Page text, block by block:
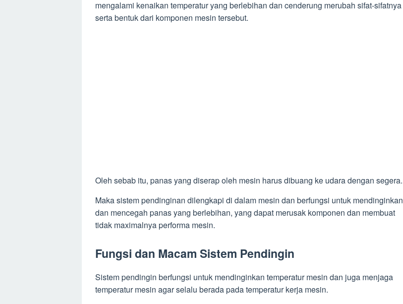
mengalami kenaikan temperatur yang berlebihan dan cenderung merubah sifat-sifatnya
serta bentuk dari komponen mesin tersebut.
Oleh sebab itu, panas yang diserap oleh mesin harus dibuang ke udara dengan segera.
Maka sistem pendinginan dilengkapi di dalam mesin dan berfungsi untuk mendinginkan
dan mencegah panas yang berlebihan, yang dapat merusak komponen dan membuat
tidak maximalnya performa mesin.
Fungsi dan Macam Sistem Pendingin
Sistem pendingin berfungsi untuk mendinginkan temperatur mesin dan juga menjaga
temperatur mesin agar selalu berada pada temperatur kerja mesin.